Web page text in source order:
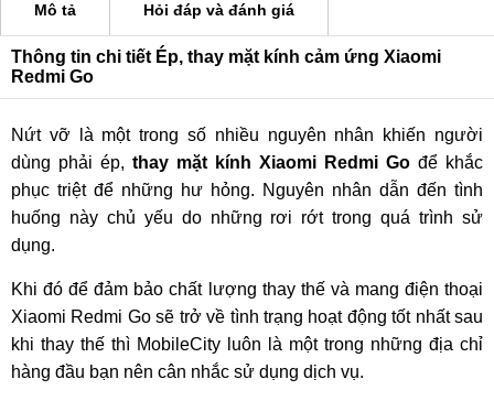
Mô tả Hỏi đáp và đánh giá
Thông tin chi tiết Ép, thay mặt kính cảm ứng Xiaomi
Redmi Go
Nứt vỡ là một trong số nhiều nguyên nhân khiến người
dùng phải ép, thay mặt kính Xiaomi Redmi Go để khắc
phục triệt để những hư hỏng. Nguyên nhân dẫn đến tình
huống này chủ yếu do những rơi rớt trong quá trình sử
dụng.
Khi đó để đảm bảo chất lượng thay thế và mang điện thoại
Xiaomi Redmi Go sẽ trở về tình trạng hoạt động tốt nhất sau
khi thay thế thì MobileCity luôn là một trong những địa chỉ
hàng đầu bạn nên cân nhắc sử dụng dịch vụ.